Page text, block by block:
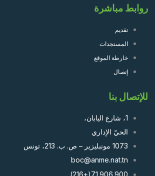
روابط مباشرة
تقديم
المستجدات
خارطة الموقع
إتصال
للإتصال بنا
1، شارع اليابان،
الحيّ الإداري
1073 مونبليزير – ص. ب. 213، تونس
boc@anme.nat.tn
71.906.900(+216)